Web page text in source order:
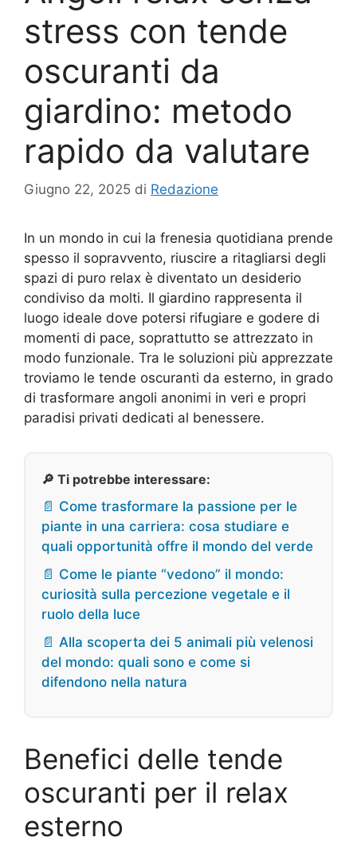
stress con tende
oscuranti da
giardino: metodo
rapido da valutare
Giugno 22, 2025 di Redazione
In un mondo in cui la frenesia quotidiana prende
spesso il sopravvento, riuscire a ritagliarsi degli
spazi di puro relax è diventato un desiderio
condiviso da molti. Il giardino rappresenta il
luogo ideale dove potersi rifugiare e godere di
momenti di pace, soprattutto se attrezzato in
modo funzionale. Tra le soluzioni più apprezzate
troviamo le tende oscuranti da esterno, in grado
di trasformare angoli anonimi in veri e propri
paradisi privati dedicati al benessere.
🔎 Ti potrebbe interessare:
📄 Come trasformare la passione per le
piante in una carriera: cosa studiare e
quali opportunità offre il mondo del verde
📄 Come le piante “vedono” il mondo:
curiosità sulla percezione vegetale e il
ruolo della luce
📄 Alla scoperta dei 5 animali più velenosi
del mondo: quali sono e come si
difendono nella natura
Benefici delle tende
oscuranti per il relax
esterno